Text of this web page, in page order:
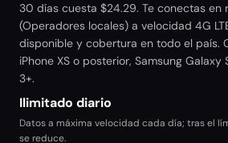
30 días cuesta $24.29. Te conectas en
(Operadores locales) a velocidad 4G
disponible y cobertura en todo el país.
iPhone XS o posterior, Samsung Galaxy
3+.
Ilimitado diario
Datos a máxima velocidad cada día; tras el
se reduce.